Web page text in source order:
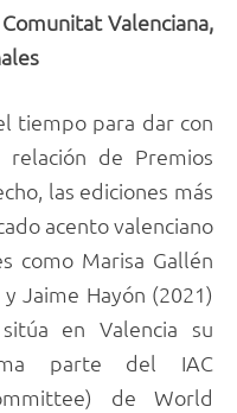
Valenciana,
tiempo para dar con
relación de Premios
las ediciones más
acento valenciano
como Marisa Gallén
Jaime Hayón (2021)
en Valencia su
parte del IAC
de World